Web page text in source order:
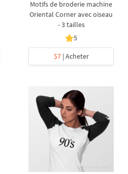
Motifs de broderie machine
Oriental Corner avec oiseau
- 3 tailles
5
$7| Acheter